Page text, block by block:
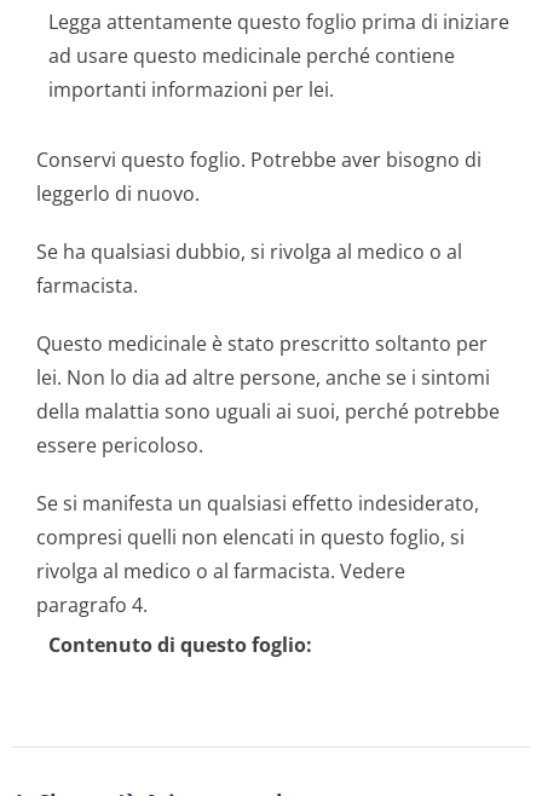
Legga attentamente questo foglio prima di iniziare
ad usare questo medicinale perché contiene
importanti informazioni per lei.
Conservi questo foglio. Potrebbe aver bisogno di
leggerlo di nuovo.
Se ha qualsiasi dubbio, si rivolga al medico o al
farmacista.
Questo medicinale è stato prescritto soltanto per
lei. Non lo dia ad altre persone, anche se i sintomi
della malattia sono uguali ai suoi, perché potrebbe
essere pericoloso.
Se si manifesta un qualsiasi effetto indesiderato,
compresi quelli non elencati in questo foglio, si
rivolga al medico o al farmacista. Vedere
paragrafo 4.
Contenuto di questo foglio: